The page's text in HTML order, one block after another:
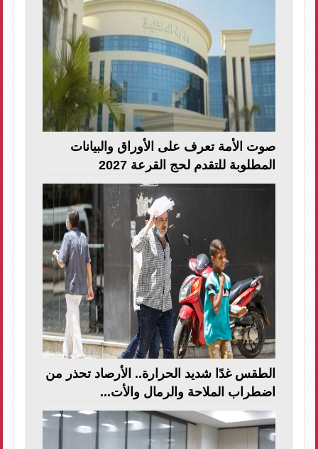
صوت الأمة تعرف على الأوراق والبيانات
المطلوبة للتقدم لحج القرعة 2027
الطقس غدًا شديد الحرارة.. الأرصاد تحذر من
اضطراب الملاحة والرمال والأت...